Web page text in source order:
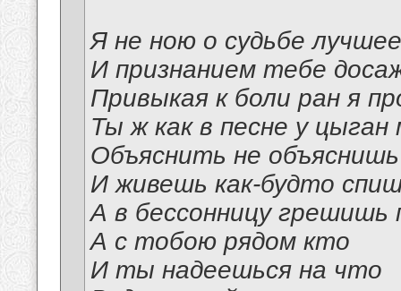
Я не ною о судьбе
И признанием тебе
Привыкая к боли ран я
Ты ж как в песне у цыган
Объяснить не объяснишь
И живешь как-будто
А в бессонницу грешишь
А с тобою рядом кто
И ты надеешься на что